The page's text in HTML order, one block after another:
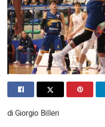
di Giorgio Billeri